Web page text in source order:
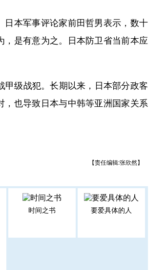
本军事评论家前田哲男表示，数十
，是有意为之。日本防卫省当前本应
级战犯。长期以来，日本部分政客
，也导致日本与中韩等亚洲国家关系
【责任编辑:张欣然】
时间之书 要爱具体的人